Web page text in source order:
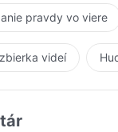
pravdy vo viere
videí